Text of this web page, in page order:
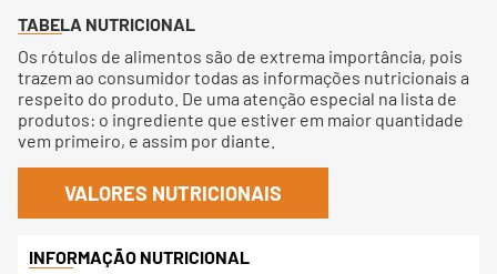
TABELA NUTRICIONAL
Os rótulos de alimentos são de extrema importância, pois
trazem ao consumidor todas as informações nutricionais a
respeito do produto. De uma atenção especial na lista de
produtos: o ingrediente que estiver em maior quantidade
vem primeiro, e assim por diante.
VALORES NUTRICIONAIS